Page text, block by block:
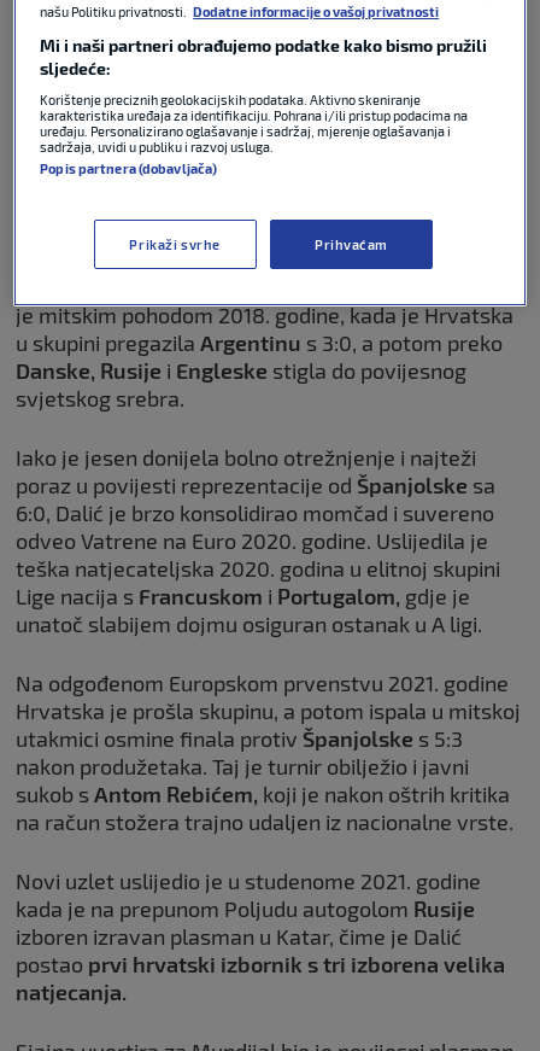
NOGOMET 08. srp 2026 0
Evo što je Dalić poručio nakon
odlaska s funkcije izbornika
Hrvatske
je mitskim pohodom 2018. godine, kada je Hrvatska
u skupini pregazila Argentinu s 3:0, a potom preko
Danske, Rusije i Engleske stigla do povijesnog
svjetskog srebra.
Iako je jesen donijela bolno otrežnjenje i najteži
poraz u povijesti reprezentacije od Španjolske sa
6:0, Dalić je brzo konsolidirao momčad i suvereno
odveo Vatrene na Euro 2020. godine. Uslijedila je
teška natjecateljska 2020. godina u elitnoj skupini
Lige nacija s Francuskom i Portugalom, gdje je
unatoč slabijem dojmu osiguran ostanak u A ligi.
Na odgođenom Europskom prvenstvu 2021. godine
Hrvatska je prošla skupinu, a potom ispala u mitskoj
utakmici osmine finala protiv Španjolske s 5:3
nakon produžetaka. Taj je turnir obilježio i javni
sukob sAntom Rebićem, koji je nakon oštrih kritika
na račun stožera trajno udaljen iz nacionalne vrste.
Novi uzlet uslijedio je u studenome 2021. godine
kada je na prepunom Poljudu autogolom Rusije
izboren izravan plasman u Katar, čime je Dalić
postao prvi hrvatski izbornik s tri izborena velika
natjecanja.
našu Politiku privatnosti.
Dodatne informacije o vašoj privatnosti
Mi i naši partneri obrađujemo podatke kako bismo pružili
sljedeće:
Korištenje preciznih geolokacijskih podataka. Aktivno skeniranje
karakteristika uređaja za identifikaciju. Pohrana i/ili pristup podacima na
uređaju. Personalizirano oglašavanje i sadržaj, mjerenje oglašavanja i
sadržaja, uvidi u publiku i razvoj usluga.
Popis partnera (dobavljača)
Prikaži svrhe Prihvaćam